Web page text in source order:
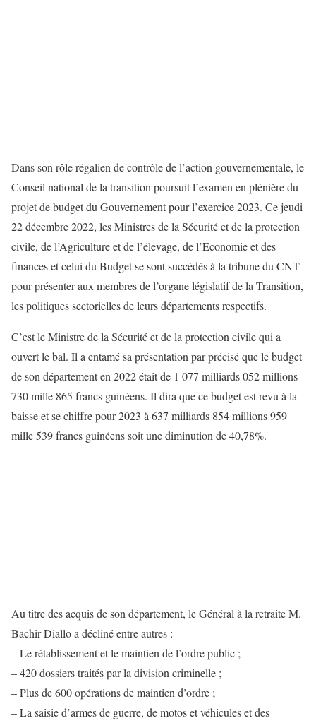
Dans son rôle régalien de contrôle de l’action gouvernementale, le
Conseil national de la transition poursuit l’examen en plénière du
projet de budget du Gouvernement pour l’exercice 2023. Ce jeudi
22 décembre 2022, les Ministres de la Sécurité et de la protection
civile, de l’Agriculture et de l’élevage, de l’Economie et des
finances et celui du Budget se sont succédés à la tribune du CNT
pour présenter aux membres de l’organe législatif de la Transition,
les politiques sectorielles de leurs départements respectifs.
C’est le Ministre de la Sécurité et de la protection civile qui a
ouvert le bal. Il a entamé sa présentation par précisé que le budget
de son département en 2022 était de 1 077 milliards 052 millions
730 mille 865 francs guinéens. Il dira que ce budget est revu à la
baisse et se chiffre pour 2023 à 637 milliards 854 millions 959
mille 539 francs guinéens soit une diminution de 40,78%.
Au titre des acquis de son département, le Général à la retraite M.
Bachir Diallo a décliné entre autres :
– Le rétablissement et le maintien de l’ordre public ;
– 420 dossiers traités par la division criminelle ;
– Plus de 600 opérations de maintien d’ordre ;
– La saisie d’armes de guerre, de motos et véhicules et des